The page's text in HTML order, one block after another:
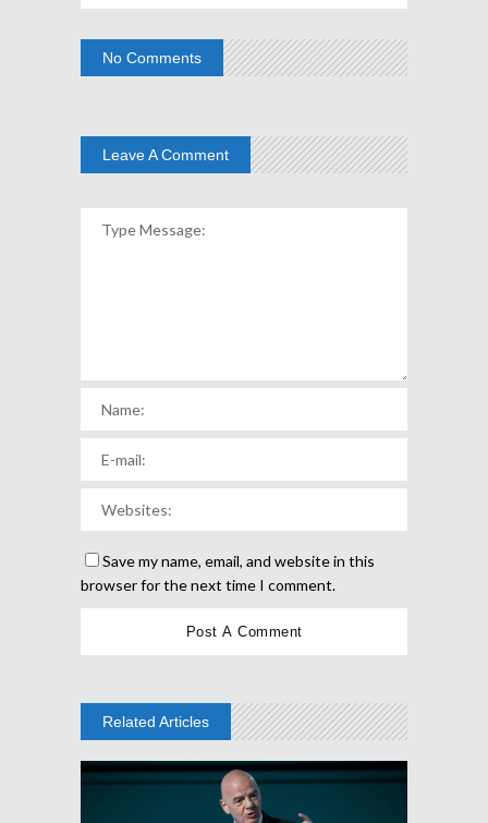
No Comments
Leave A Comment
Save my name, email, and website in this
browser for the next time I comment.
Related Articles